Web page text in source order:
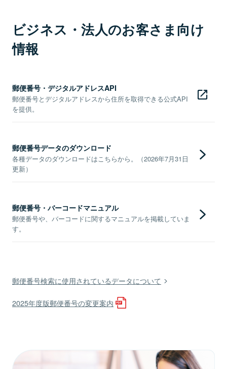
ビジネス・法人のお客さま向け
情報
郵便番号・デジタルアドレスAPI
郵便番号とデジタルアドレスから住所を取得できる公式API
を提供。
郵便番号データのダウンロード
各種データのダウンロードはこちらから。（2026年7月31日
更新）
郵便番号・バーコードマニュアル
郵便番号や、バーコードに関するマニュアルを掲載していま
す。
郵便番号検索に使用されているデータについて
2025年度版郵便番号の変更案内